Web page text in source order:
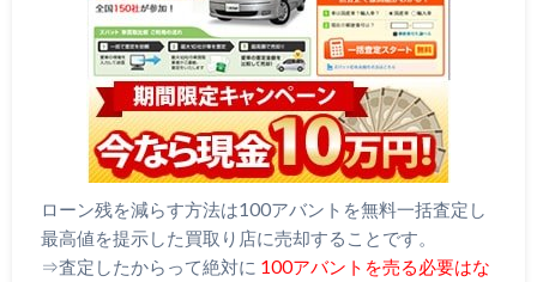
ローン残を減らす方法は100アバントを無料一括査定し
最高値を提示した買取り店に売却することです。
⇒査定したからって絶対に 100アバントを売る必要はな